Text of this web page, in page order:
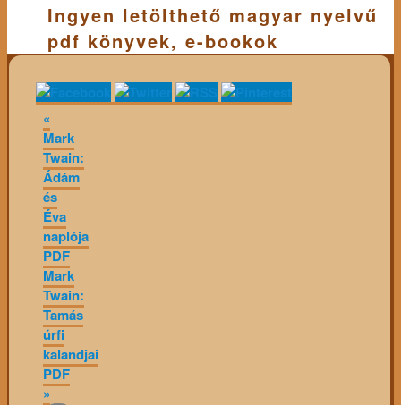
Ingyen letölthető magyar nyelvű
pdf könyvek, e-bookok
«
Mark
Twain:
Ádám
és
Éva
naplója
PDF
Mark
Twain:
Tamás
úrfi
kalandjai
PDF
»